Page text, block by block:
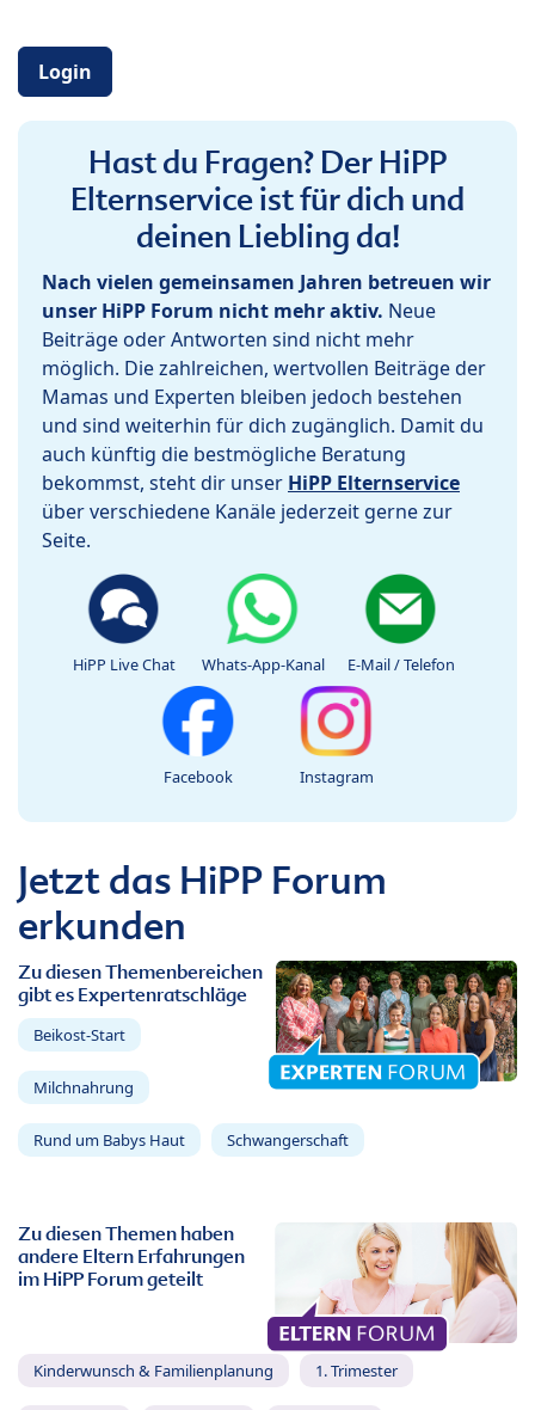
Login
Hast du Fragen? Der HiPP
Elternservice ist für dich und
deinen Liebling da!
Nach vielen gemeinsamen Jahren betreuen wir
unser HiPP Forum nicht mehr aktiv. Neue
Beiträge oder Antworten sind nicht mehr
möglich. Die zahlreichen, wertvollen Beiträge der
Mamas und Experten bleiben jedoch bestehen
und sind weiterhin für dich zugänglich. Damit du
auch künftig die bestmögliche Beratung
bekommst, steht dir unser HiPP Elternservice
über verschiedene Kanäle jederzeit gerne zur
Seite.
HiPP Live Chat Whats-App-Kanal E-Mail / Telefon
Facebook Instagram
Jetzt das HiPP Forum
erkunden
Zu diesen Themenbereichen
gibt es Expertenratschläge
Beikost-Start
Milchnahrung
Rund um Babys Haut Schwangerschaft
Zu diesen Themen haben
andere Eltern Erfahrungen
im HiPP Forum geteilt
Kinderwunsch & Familienplanung 1. Trimester